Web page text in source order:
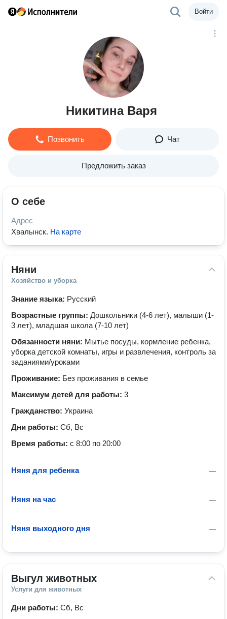
Войти
Никитина Варя
Позвонить Чат
Предложить заказ
О себе
Адрес
Хвалынск. На карте
Няни
Хозяйство и уборка
Знание языка: Русский
Возрастные группы: Дошкольники (4-6 лет), малыши (1-
3 лет), младшая школа (7-10 лет)
Обязанности няни: Мытье посуды, кормление ребенка,
уборка детской комнаты, игры и развлечения, контроль за
заданиями/уроками
Проживание: Без проживания в семье
Максимум детей для работы: 3
Гражданство: Украина
Дни работы: Сб, Вс
Время работы: с 8:00 по 20:00
—
Няня для ребенка
—
Няня на час
—
Няня выходного дня
Выгул животных
Услуги для животных
Дни работы: Сб, Вс